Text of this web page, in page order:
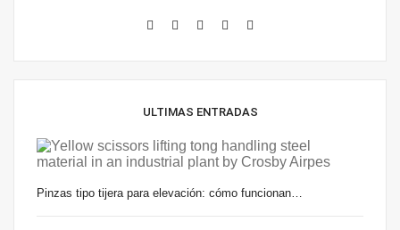
ULTIMAS ENTRADAS
Pinzas tipo tijera para elevación: cómo funcionan…